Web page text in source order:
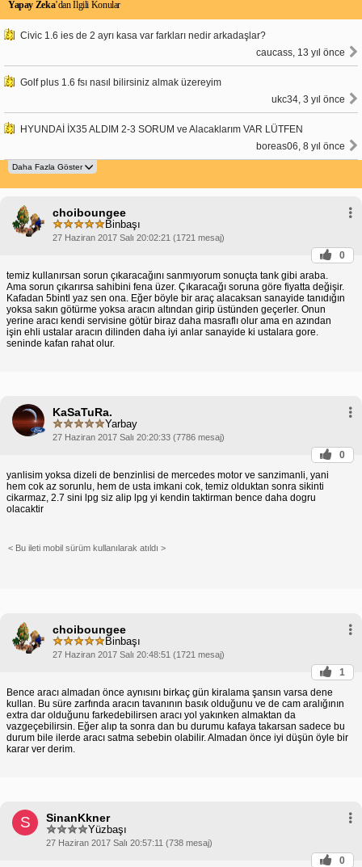
Yapay Zeka’dan İlgili Konular
Civic 1.6 ies de 2 ayrı kasa var farkları nedir arkadaşlar?
caucass, 13 yıl önce
Golf plus 1.6 fsı nasıl bilirsiniz almak üzereyim
ukc34, 3 yıl önce
HYUNDAİ İX35 ALDIM 2-3 SORUM ve Alacaklarım VAR LÜTFEN
boreas06, 8 yıl önce
choiboungee
Binbaşı
27 Haziran 2017 Salı 20:02:21 (1721 mesaj)
0
temiz kullanırsan sorun çıkaracağını sanmıyorum sonuçta tank gibi araba.
Ama sorun çıkarırsa sahibini fena üzer. Çıkaracağı soruna göre fiyatta değişir.
Kafadan 5bintl yaz sen ona. Eğer böyle bir araç alacaksan sanayide tanıdığın
yoksa sakın götürme yoksa aracın altından girip üstünden geçerler. Onun
yerine aracı kendi servisine götür biraz daha masraflı olur ama en azından
işin ehli ustalar aracın dilinden daha iyi anlar sanayide ki ustalara gore.
seninde kafan rahat olur.
KaSaTuRa.
Yarbay
27 Haziran 2017 Salı 20:20:33 (7786 mesaj)
0
yanlisim yoksa dizeli de benzinlisi de mercedes motor ve sanzimanli, yani
hem cok az sorunlu, hem de usta imkani cok, temiz olduktan sonra sikinti
cikarmaz, 2.7 sini lpg siz alip lpg yi kendin taktirman bence daha dogru
olacaktir
< Bu ileti mobil sürüm kullanılarak atıldı >
choiboungee
Binbaşı
27 Haziran 2017 Salı 20:48:51 (1721 mesaj)
1
Bence aracı almadan önce aynısını birkaç gün kiralama şansın varsa dene
kullan. Bu süre zarfında aracın tavanının basık olduğunu ve de cam aralığının
extra dar olduğunu farkedebilirsen aracı yol yakınken almaktan da
vazgeçebilirsin. Eğer alıp ta sonra dan bu durumu kafaya takarsan sadece bu
durum bile ilerde aracı satma sebebin olabilir. Almadan önce iyi düşün öyle bir
karar ver derim.
S SinanKkner
Yüzbaşı
27 Haziran 2017 Salı 20:57:11 (738 mesaj)
0